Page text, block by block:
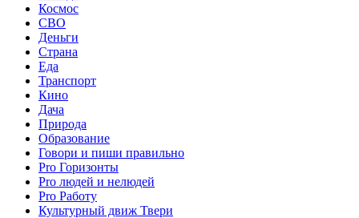
Космос
СВО
Деньги
Страна
Еда
Транспорт
Кино
Дача
Природа
Образование
Говори и пиши правильно
Pro Горизонты
Pro людей и нелюдей
Pro Работу
Культурный движ Твери